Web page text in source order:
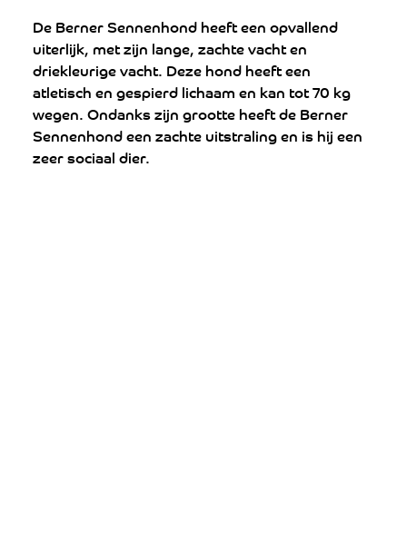
De Berner Sennenhond heeft een opvallend
uiterlijk, met zijn lange, zachte vacht en
driekleurige vacht. Deze hond heeft een
atletisch en gespierd lichaam en kan tot 70 kg
wegen. Ondanks zijn grootte heeft de Berner
Sennenhond een zachte uitstraling en is hij een
zeer sociaal dier.